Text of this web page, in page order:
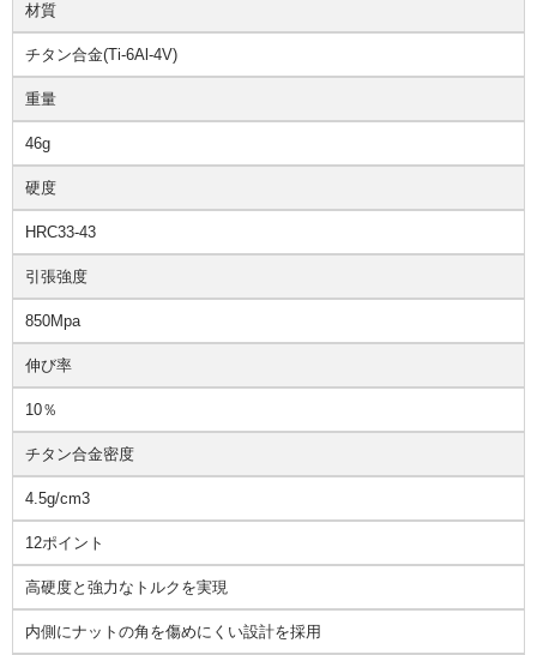
材質
チタン合金(Ti-6Al-4V)
重量
46g
硬度
HRC33-43
引張強度
850Mpa
伸び率
10％
チタン合金密度
4.5g/cm3
12ポイント
高硬度と強力なトルクを実現
内側にナットの角を傷めにくい設計を採用